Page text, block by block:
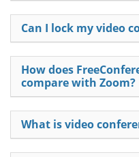
Can I lock my video
How does
compare with Zoom?
What is video